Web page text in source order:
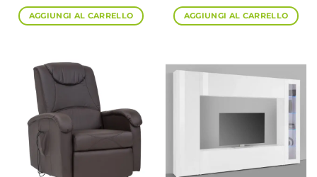
AGGIUNGI AL CARRELLO AGGIUNGI AL CARRELLO